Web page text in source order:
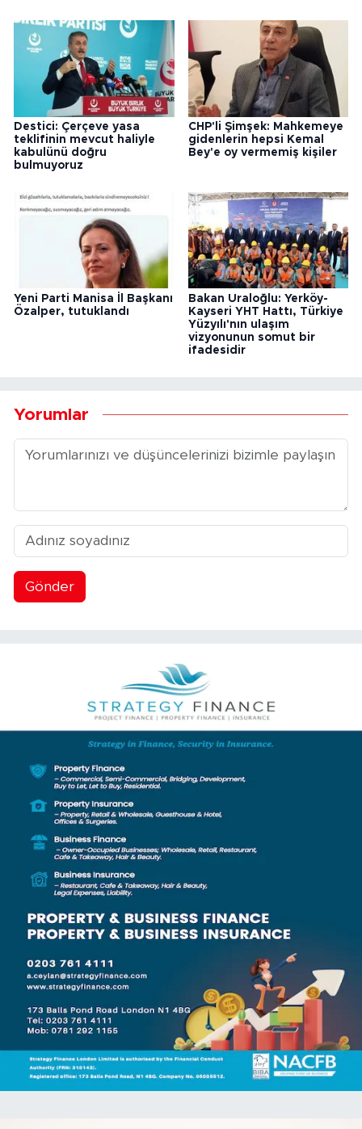
Destici: Çerçeve yasa
teklifinin mevcut haliyle
kabulünü doğru
bulmuyoruz
CHP'li Şimşek: Mahkemeye
gidenlerin hepsi Kemal
Bey'e oy vermemiş kişiler
Yeni Parti Manisa İl Başkanı
Özalper, tutuklandı
Bakan Uraloğlu: Yerköy-
Kayseri YHT Hattı, Türkiye
Yüzyılı'nın ulaşım
vizyonunun somut bir
ifadesidir
Yorumlar
Gönder